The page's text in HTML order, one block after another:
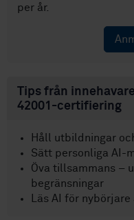
per år.
Tips från
42001-certifiering
Håll utbildningar
Sätt personliga AI-
Öva tillsammans –
begränsningar
Läs AI för